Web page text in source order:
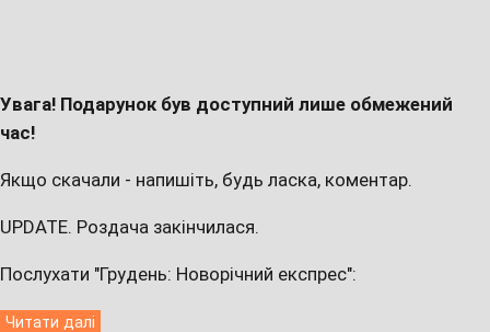
Увага! Подарунок був доступний лише обмежений
час!
Якщо скачали - напишіть, будь ласка, коментар.
UPDATE. Роздача закінчилася.
Послухати "Грудень: Новорічний експрес":
Читати далі